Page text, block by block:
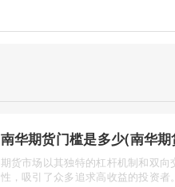
期货市场以其独特的杠杆机制和双向
性，吸引了众多追求高收益的投资者